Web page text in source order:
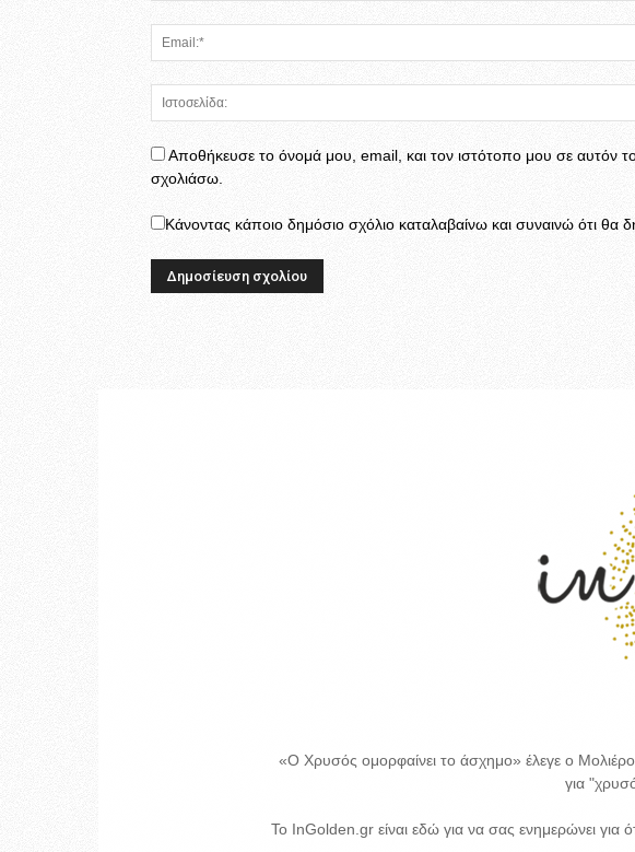
Αποθήκευσε το όνομά μου, email, και τον ιστότοπο μου σε αυτόν
σχολιάσω.
Κάνοντας κάποιο δημόσιο σχόλιο καταλαβαίνω και συναινώ ότι θα
«Ο Χρυσός ομορφαίνει το άσχημο» έλεγε ο
για
Το InGolden.gr είναι εδώ για να σας ενημερώνει για